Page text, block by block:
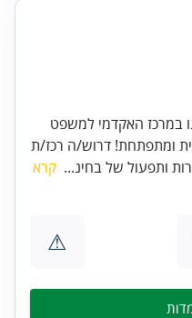
במרכז האקדמי למשפט
ומתפתחת! דרוש/ה רכז/ת
ותפעול של בחינ... קרא
⚠